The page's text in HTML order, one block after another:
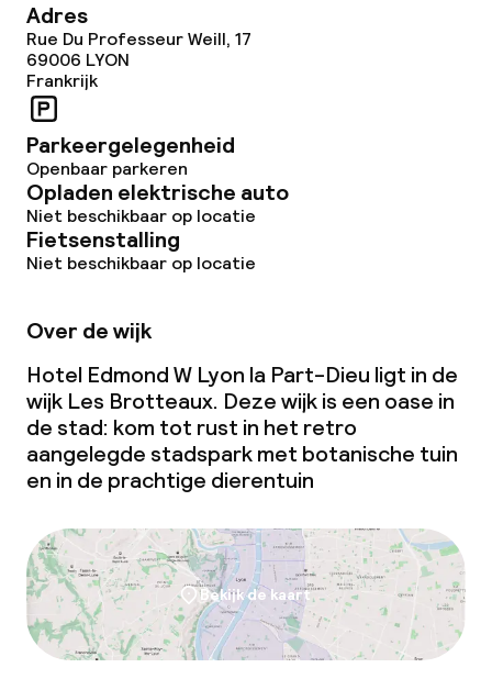
Adres
Rue Du Professeur Weill, 17
69006 LYON
Frankrijk
Parkeergelegenheid
Openbaar parkeren
Opladen elektrische auto
Niet beschikbaar op locatie
Fietsenstalling
Niet beschikbaar op locatie
Over de wijk
Hotel Edmond W Lyon la Part-Dieu ligt in de
wijk Les Brotteaux. Deze wijk is een oase in
de stad: kom tot rust in het retro
aangelegde stadspark met botanische tuin
en in de prachtige dierentuin
Bekijk de kaart